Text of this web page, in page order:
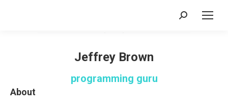
Search:
Jeffrey Brown
programming guru
About